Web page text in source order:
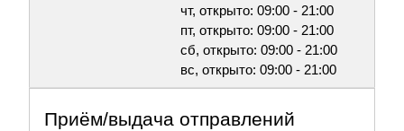
чт, открыто: 09:00 - 21:00
пт, открыто: 09:00 - 21:00
сб, открыто: 09:00 - 21:00
вс, открыто: 09:00 - 21:00
Приём/выдача отправлений